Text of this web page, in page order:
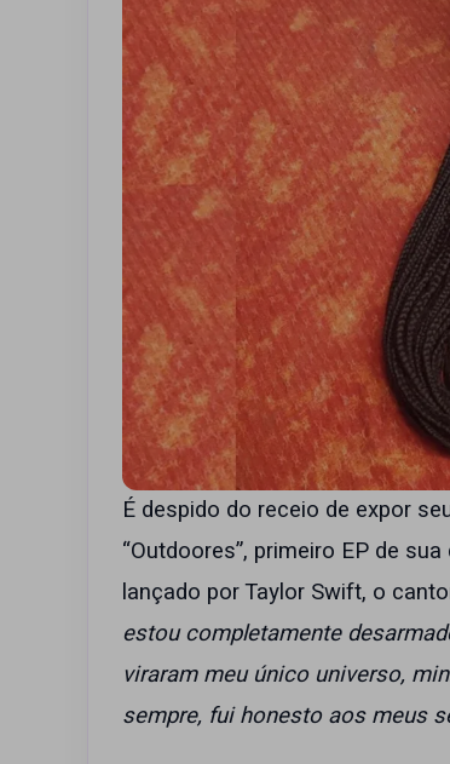
É despido do receio de expor
“Outdoores”, primeiro EP de
lançado por Taylor Swift, o
estou completamente
viraram meu único universo,
sempre, fui honesto aos meus